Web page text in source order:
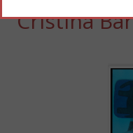
Cristina